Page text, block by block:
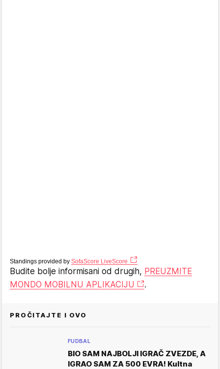
Standings provided by SofaScore LiveScore
Budite bolje informisani od drugih, PREUZMITE
MONDO MOBILNU APLIKACIJU
.
PROČITAJTE I OVO
FUDBAL
BIO SAM NAJBOLJI IGRAČ ZVEZDE, A
IGRAO SAM ZA 500 EVRA! Kultna